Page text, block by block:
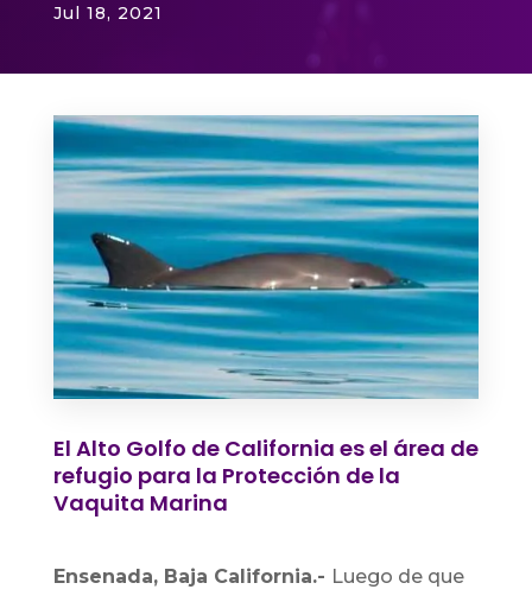
Jul 18, 2021
El Alto Golfo de California es el área de
refugio para la Protección de la
Vaquita Marina
Ensenada, Baja California.- Luego de que